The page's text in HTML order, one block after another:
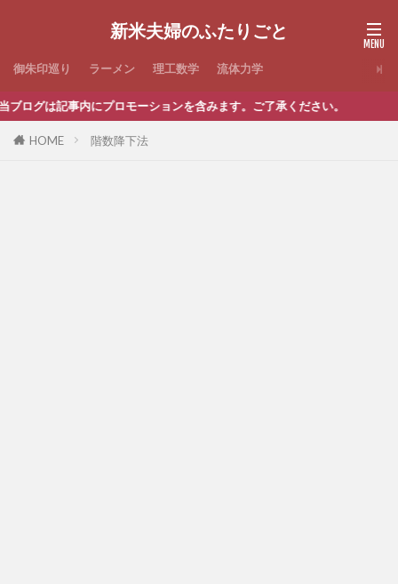
新米夫婦のふたりごと
御朱印巡り ラーメン 理工数学 流体力学
ログは記事内にプロモーションを含みます。ご了承ください。
HOME 階数降下法